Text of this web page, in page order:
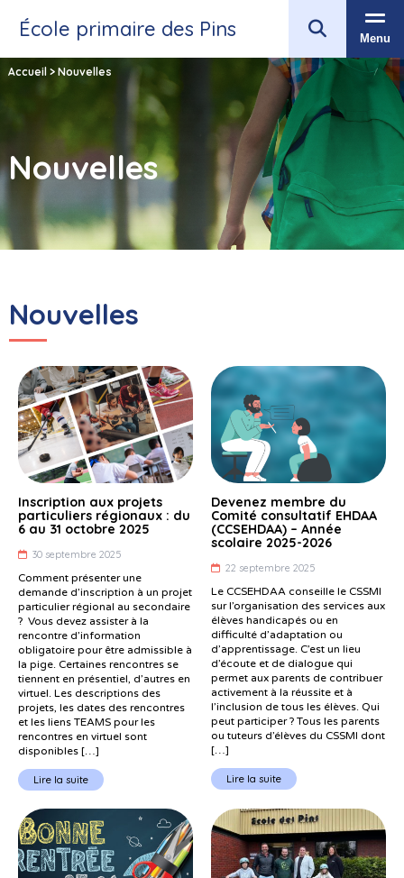
École primaire des Pins Menu
Accueil> Nouvelles
Nouvelles
Nouvelles
Inscription aux projets
particuliers régionaux : du
6 au 31 octobre 2025
30 septembre 2025
Comment présenter une
demande d’inscription à un projet
particulier régional au secondaire
? Vous devez assister à la
rencontre d’information
obligatoire pour être admissible à
la pige. Certaines rencontres se
tiennent en présentiel, d’autres en
virtuel. Les descriptions des
projets, les dates des rencontres
et les liens TEAMS pour les
rencontres en virtuel sont
disponibles […]
Lire la suite
Devenez membre du
Comité consultatif EHDAA
(CCSEHDAA) – Année
scolaire 2025-2026
22 septembre 2025
Le CCSEHDAA conseille le CSSMI
sur l’organisation des services aux
élèves handicapés ou en
difficulté d’adaptation ou
d’apprentissage. C’est un lieu
d’écoute et de dialogue qui
permet aux parents de contribuer
activement à la réussite et à
l’inclusion de tous les élèves. Qui
peut participer ? Tous les parents
ou tuteurs d’élèves du CSSMI dont
[…]
Lire la suite